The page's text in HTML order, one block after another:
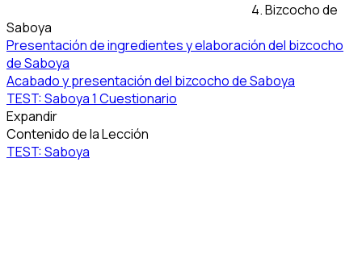
4. Bizcocho de
Saboya
Presentación de ingredientes y elaboración del bizcocho
de Saboya
Acabado y presentación del bizcocho de Saboya
TEST: Saboya1 Cuestionario
Expandir
Contenido de la Lección
TEST: Saboya